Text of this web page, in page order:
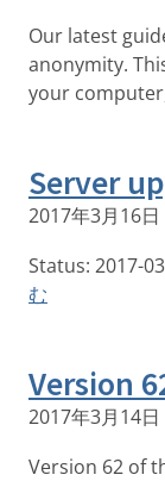
Our latest
anonymity.
your
Server
2017年3月16日
Status: 2017-
む
Version
2017年3月14日
Version 62 of